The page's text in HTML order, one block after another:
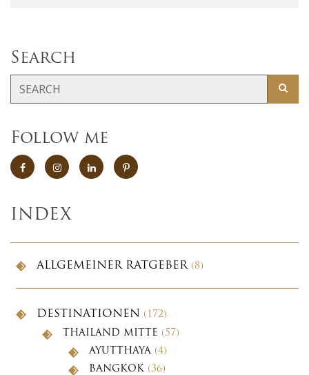
Search
Follow me
INDEX
ALLGEMEINER RATGEBER(8)
DESTINATIONEN (172)
THAILAND MITTE (57)
AYUTTHAYA (4)
BANGKOK(36)